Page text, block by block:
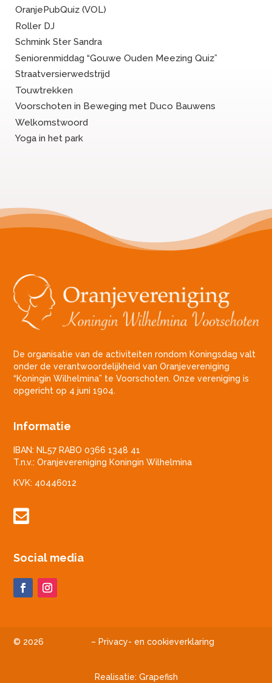
OranjePubQuiz (VOL)
Roller DJ
Schmink Ster Sandra
Seniorenmiddag “Gouwe Ouden Meezing Quiz”
Straatversierwedstrijd
Touwtrekken
Voorschoten in Beweging met Duco Bauwens
Welkomstwoord
Yoga in het park
De organisatie van de activiteiten rondom Koningsdag valt
onder de verantwoordelijkheid van Oranjevereniging
“Koningin Wilhelmina” te Voorschoten. Onze vereniging is
opgericht op 4 juni 1904.
Informatie
IBAN: NL57 RABO 0366 1348 41
T.n.v.: Oranjevereniging Koningin Wilhelmina
KVK: 40446012

Social media
© 2026 – Privacy- en cookieverklaring
Realisatie: Grapefish